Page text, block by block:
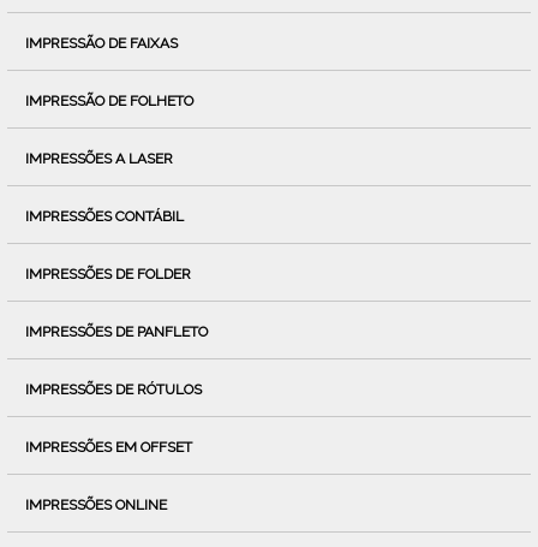
IMPRESSÃO DE FAIXAS
IMPRESSÃO DE FOLHETO
IMPRESSÕES A LASER
IMPRESSÕES CONTÁBIL
IMPRESSÕES DE FOLDER
IMPRESSÕES DE PANFLETO
IMPRESSÕES DE RÓTULOS
IMPRESSÕES EM OFFSET
IMPRESSÕES ONLINE